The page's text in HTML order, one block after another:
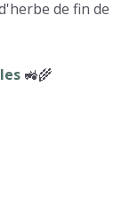
de fin de
🚜🌾